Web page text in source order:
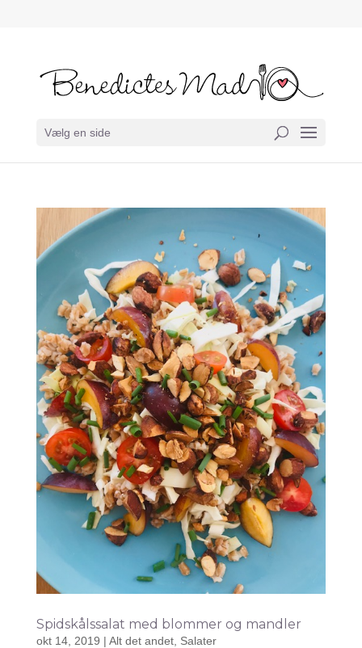
Vælg en side
Spidskålssalat med blommer og mandler
okt 14, 2019 | Alt det andet, Salater